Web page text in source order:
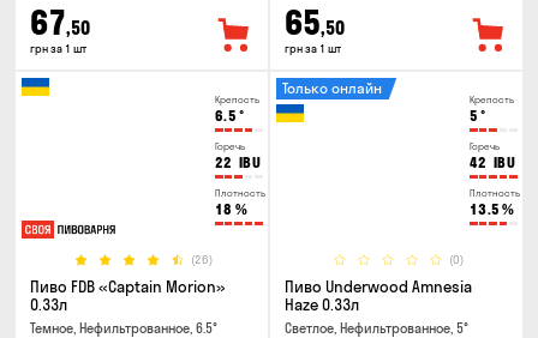
67,50
грн за 1 шт
65,50
грн за 1 шт
Крепость
6.5 °
Горечь
22 IBU
Плотность
18 %
(26)
Пиво FDB «Captain Morion»
0.33л
Темное, Нефильтрованное, 6.5°
Крепость
5 °
Горечь
42 IBU
Плотность
13.5 %
(0)
Только онлайн
Пиво Underwood Amnesia
Haze 0.33л
Светлое, Нефильтрованное, 5°